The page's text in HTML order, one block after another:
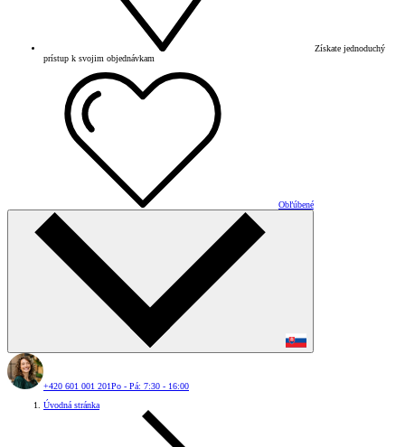
Získate jednoduchý
prístup k svojim objednávkam
Obľúbené
+420 601 001 201Po - Pá: 7:30 - 16:00
Úvodná stránka